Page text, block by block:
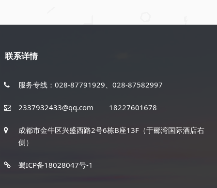
联系详情
服务专线：028-87791929、028-87582997
2337932433@qq.com 18227601678
成都市金牛区兴盛西路2号6栋B座13F（于郦湾国际酒店右
侧）
蜀ICP备18028047号-1